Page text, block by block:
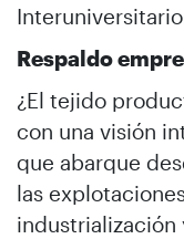
Respaldo
¿El tejido
con una visión
que abarque
las
industrialización